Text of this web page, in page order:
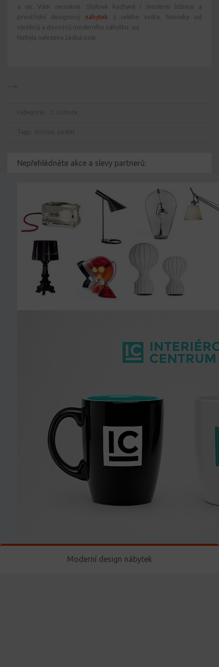
a nic Vám neunikne. Stylové kuchyně i moderní ložnice a
prvotřídní designový nábytek z celého světa. Novinky od
výrobců a dovozců moderního nábytku. qq
Nebyla nalezena žádná pole.
Nepřehlédněte akce a slevy partnerů:
Moderní design nábytek